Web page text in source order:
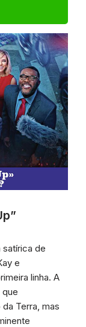
satírica de
e
linha. A
Terra, mas